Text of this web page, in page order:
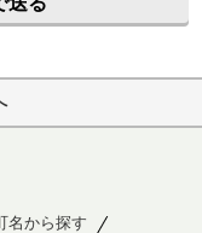
名から探す